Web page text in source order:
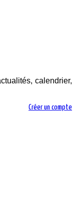
calendrier,
Créer un compte